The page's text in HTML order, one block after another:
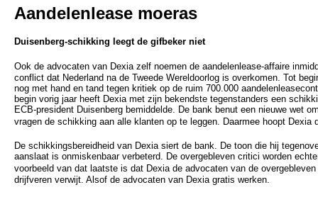
Aandelenlease moeras
Duisenberg-schikking leegt de gifbeker niet
Ook de advocaten van Dexia zelf noemen de aandelenlease-affaire
conflict dat Nederland na de Tweede Wereldoorlog is overkomen. Tot
nog met hand en tand tegen kritiek op de ruim 700.000
begin vorig jaar heeft Dexia met zijn bekendste tegenstanders een
ECB-president Duisenberg bemiddelde. De bank benut een nieuwe wet
vragen de schikking aan alle klanten op te leggen. Daarmee hoopt
De schikkingsbereidheid van Dexia siert de bank. De toon die hij
aanslaat is onmiskenbaar verbeterd. De overgebleven critici worden
voorbeeld van dat laatste is dat Dexia de advocaten van de
drijfveren verwijt. Alsof de advocaten van Dexia gratis werken.